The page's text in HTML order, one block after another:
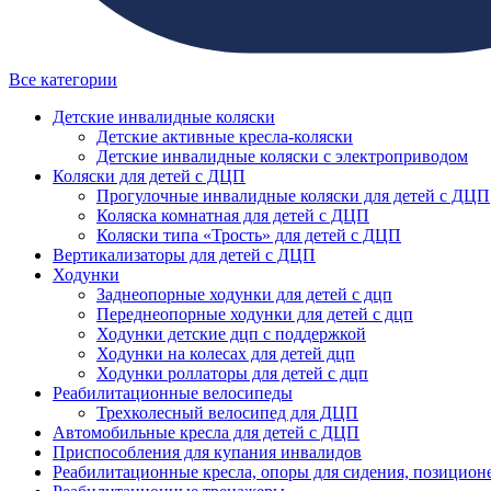
Все категории
Детские инвалидные коляски
Детские активные кресла-коляски
Детские инвалидные коляски с электроприводом
Коляски для детей с ДЦП
Прогулочные инвалидные коляски для детей с ДЦП
Коляска комнатная для детей с ДЦП
Коляски типа «Трость» для детей с ДЦП
Вертикализаторы для детей с ДЦП
Ходунки
Заднеопорные ходунки для детей с дцп
Переднеопорные ходунки для детей с дцп
Ходунки детские дцп с поддержкой
Ходунки на колесах для детей дцп
Ходунки роллаторы для детей с дцп
Реабилитационные велосипеды
Трехколесный велосипед для ДЦП
Автомобильные кресла для детей с ДЦП
Приспособления для купания инвалидов
Реабилитационные кресла, опоры для сидения,